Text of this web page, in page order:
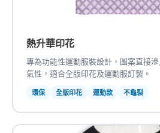
熱升華印花
專為功能性運動服裝設計，圖案直接
氣性，適合全版印花及運動服訂製。
環保 全版印花 運動款 不龜裂